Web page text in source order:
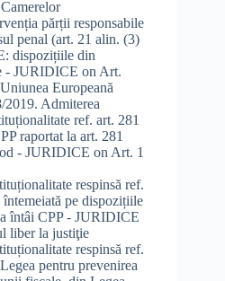
părții responsabile
penal (art. 21 alin. (3)
dispozițiile din
- JURIDICE on Art.
Europeană
Admiterea
ref. art. 281
raportat la art. 281
- JURIDICE on Art. 1
respinsă ref.
pe dispozițiile
întâi CPP - JURIDICE
liber la justiţie
respinsă ref.
pentru prevenirea